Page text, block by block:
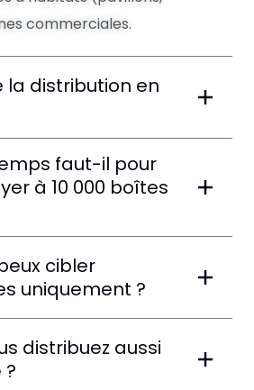
commerciales.
la distribution en
faut-il pour
à 10 000 boîtes
cibler
uniquement ?
distribuez aussi